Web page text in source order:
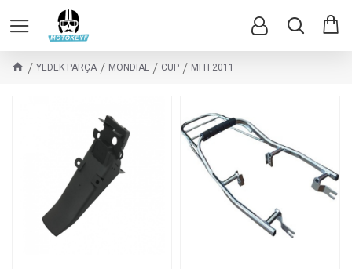
YEDEK PARÇA MONDIAL CUP MFH 2011